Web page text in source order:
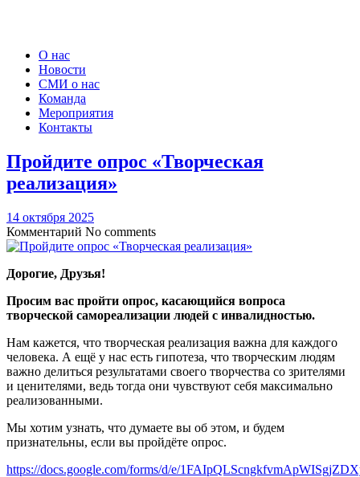
О нас
Новости
СМИ о нас
Команда
Мероприятия
Контакты
Пройдите опрос «Творческая
реализация»
14 октября 2025
Комментарий No comments
Дорогие, Друзья!
Просим вас пройти опрос, касающийся вопроса
творческой самореализации людей с инвалидностью.
Нам кажется, что творческая реализация важна для каждого
человека. А ещё у нас есть гипотеза, что творческим людям
важно делиться результатами своего творчества со зрителями
и ценителями, ведь тогда они чувствуют себя максимально
реализованными.
Мы хотим узнать, что думаете вы об этом, и будем
признательны, если вы пройдёте опрос.
https://docs.google.com/forms/d/e/